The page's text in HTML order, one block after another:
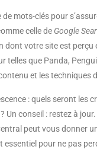
mots-clés pour
celle de Google
votre site est
telles que Panda,
et les techniques
: quels seront les
conseil : restez à
peut vous donner
pour ne pas